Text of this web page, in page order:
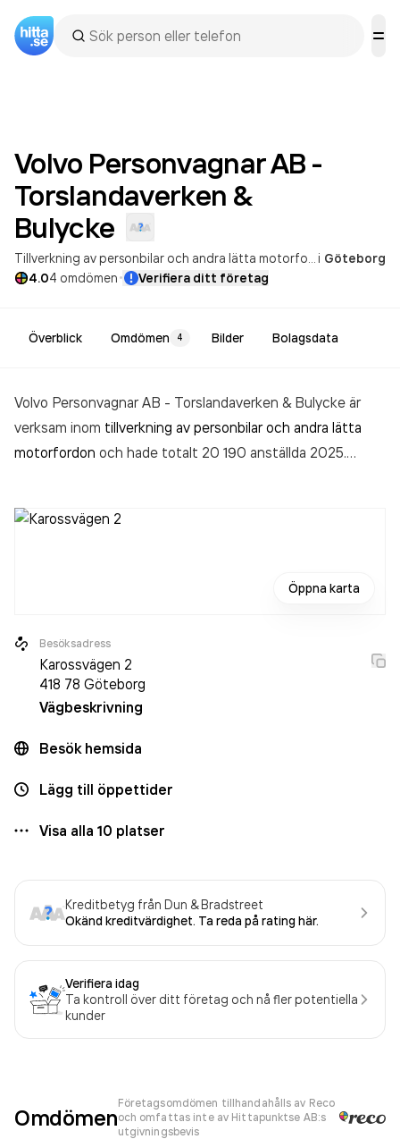
Volvo Personvagnar AB -
Torslandaverken &
Bulycke
i Göteborg
4.04 omdömen· Verifiera ditt företag
Överblick Omdömen 4 Bilder Bolagsdata
Volvo Personvagnar AB - Torslandaverken & Bulycke är
verksam inom tillverkning av personbilar och andra lätta
motorfordon och hade totalt 20 190 anställda 2025.
ett aktiebolag som varit aktivt sedan 1972. Volvo
senaste räkenskapsåret (2025).
Öppna karta
Besöksadress
Karossvägen 2
418 78 Göteborg
Vägbeskrivning
Besök hemsida
Lägg till öppettider
Visa alla 10 platser
Kreditbetyg från Dun & Bradstreet
Okänd kreditvärdighet. Ta reda på rating här.
Verifiera idag
Ta kontroll över ditt företag och nå fler potentiella
kunder
Omdömen
Företagsomdömen tillhandahålls av Reco
och omfattas inte av Hittapunktse AB:s
utgivningsbevis